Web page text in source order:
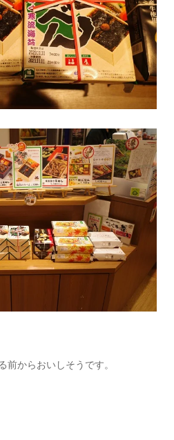
前からおいしそうです。